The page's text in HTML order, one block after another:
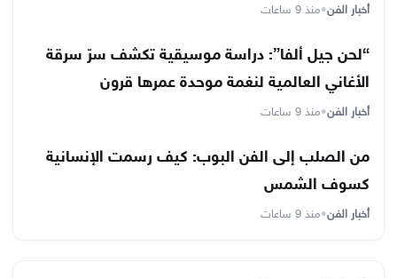
أخبار الفن•منذ 9 ساعات
“لحن جيل ألفا”: دراسة موسيقية تكشف سرّ سرقة
الأغاني العالمية لنغمة موحدة عمرها قرون
أخبار الفن•منذ 9 ساعات
من الصلب إلى الفن البوب: كيف رسمت الإنسانية
كسوف الشمس
أخبار الفن•منذ 9 ساعات